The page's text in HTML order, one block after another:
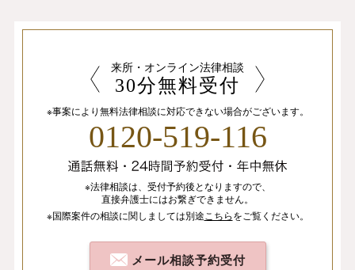
来所・オンライン法律相談
30分無料受付
※事案により無料法律相談に対応できない場合がございます。
0120-519-116
※法律相談は、 受付予約後となりますので、
直接弁護士にはお繋ぎできません。
※国際案件の相談に関しましては別途 こちらをご覧ください。
メール相談予約受付